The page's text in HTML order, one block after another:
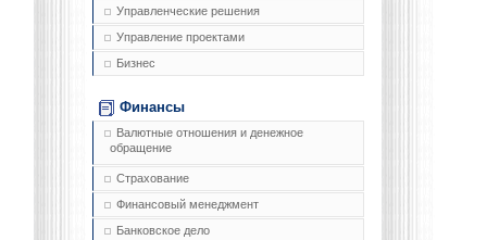
Управленческие решения
Управление проектами
Бизнес
Финансы
Валютные отношения и денежное
обращение
Страхование
Финансовый менеджмент
Банковское дело